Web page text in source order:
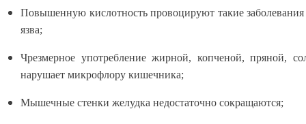
Повышенную кислотность провоцируют такие заболевания
язва;
Чрезмерное употребление жирной, копченой, пряной,
нарушает микрофлору кишечника;
Мышечные стенки желудка недостаточно сокращаются;